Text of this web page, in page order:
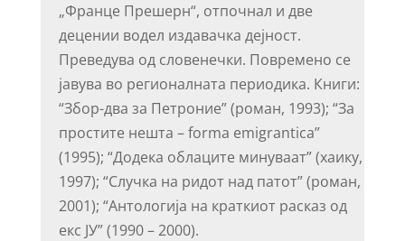
„Франце Прешерн“, отпочнал и две
децении водел издавачка дејност.
Преведува од словенечки. Повремено се
јавува во регионалната периодика. Книги:
“Збор-два за Петроние” (роман, 1993); “За
простите нешта – forma emigrantica”
(1995); “Додека облаците минуваат” (хаику,
1997); “Случка на ридот над патот” (роман,
2001); “Антологија на краткиот расказ од
екс ЈУ” (1990 – 2000).